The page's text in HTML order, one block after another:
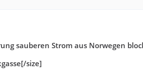
sauberen Strom aus Norwegen
size]